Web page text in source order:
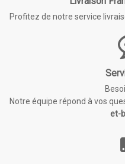
Profitez de notre service
Notre équipe répond à vos
et-